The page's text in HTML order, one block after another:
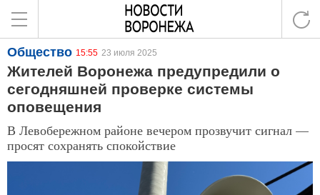
Общество 15:55 23 июля 2025
Жителей Воронежа предупредили о
сегодняшней проверке системы
оповещения
В Левобережном районе вечером прозвучит сигнал —
просят сохранять спокойствие